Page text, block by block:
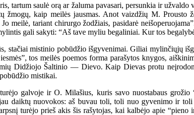
tartum saulė orą ar žaluma pavasari, persunkia ir
žmogų, kaip meilės jausmas. Anot vaizdžių M.
meilė, tariant chirurgo žodžiais, pasidarė
gali sakyti: “Aš tave myliu begaliniai. Kur tos
stačiai mistinio pobūdžio išgyvenimai. Giliai mylinčiųjų
tos meilės poemos forma parašytos knygos,
Didžiojo Šaltinio — Dievo. Kaip Dievas protu
mistikai.
galvoje ir O. Milašius, kuris savo nuostabaus grožio
daiktų nuovokos: aš buvau toli, toli nuo gyvenimo ir
turėjo prieš akis šis rašytojas, kai kalbėjo apie